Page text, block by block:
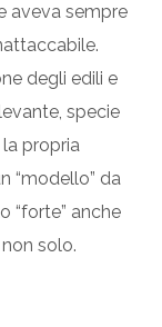
aveva sempre
degli edili e
specie
propria
“modello” da
“forte” anche
solo.